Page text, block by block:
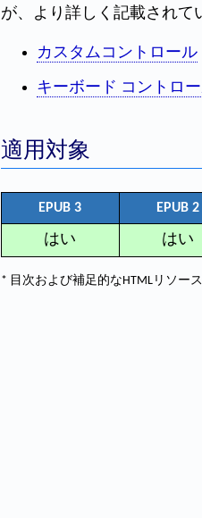
が、より詳しく記載されて
カスタムコントロール
キーボード コントロ
適用対象
EPUB 3 EPUB 2
はい はい
* 目次および補足的なHTMLリソー